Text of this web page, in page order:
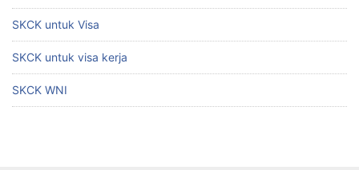
SKCK untuk Visa
SKCK untuk visa kerja
SKCK WNI